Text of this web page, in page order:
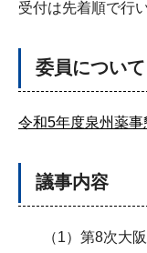
受付は先着順で行
委員について
令和5年度泉州薬事
議事内容
（1）第8次大